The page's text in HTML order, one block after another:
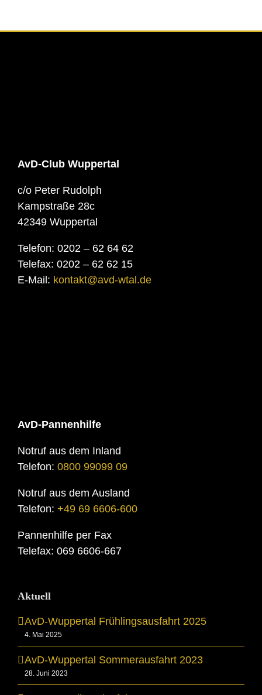
AvD-Club Wuppertal
c/o Peter Rudolph
Kampstraße 28c
42349 Wuppertal
Telefon: 0202 – 62 64 62
Telefax: 0202 – 62 62 15
E-Mail: kontakt@avd-wtal.de
AvD-Pannenhilfe
Notruf aus dem Inland
Telefon: 0800 99099 09
Notruf aus dem Ausland
Telefon: +49 69 6606-600
Pannenhilfe per Fax
Telefax: 069 6606-667
Aktuell
AvD-Wuppertal Frühlingsausfahrt 2025
4. Mai 2025
AvD-Wuppertal Sommerausfahrt 2023
28. Juni 2023